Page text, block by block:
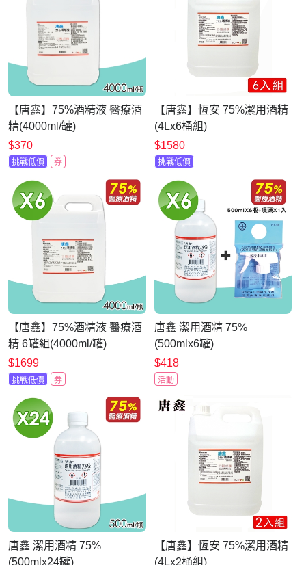
【唐鑫】75%酒精液 醫療酒
精(4000ml/罐)
$370
挑戰低價 券
【唐鑫】恆安 75%潔用酒精
(4Lx6桶組)
$1580
挑戰低價
【唐鑫】75%酒精液 醫療酒
精 6罐組(4000ml/罐)
$1699
挑戰低價 券
唐鑫 潔用酒精 75%
(500mlx6罐)
$418
活動
唐鑫 潔用酒精 75%
(500mlx24罐)
【唐鑫】恆安 75%潔用酒精
(4Lx2桶組)